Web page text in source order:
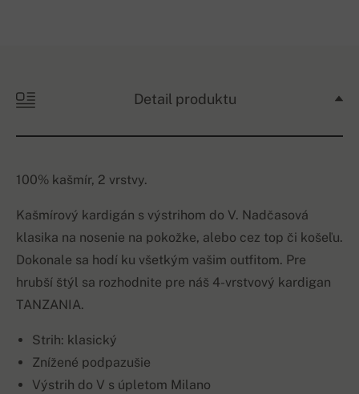
Detail produktu
100% kašmír, 2 vrstvy.
Kašmírový kardigán s výstrihom do V. Nadčasová
klasika na nosenie na pokožke, alebo cez top či košeľu.
Dokonale sa hodí ku všetkým vašim outfitom. Pre
hrubší štýl sa rozhodnite pre náš 4-vrstvový kardigan
TANZANIA.
Strih: klasický
Znížené podpazušie
Výstrih do V s úpletom Milano